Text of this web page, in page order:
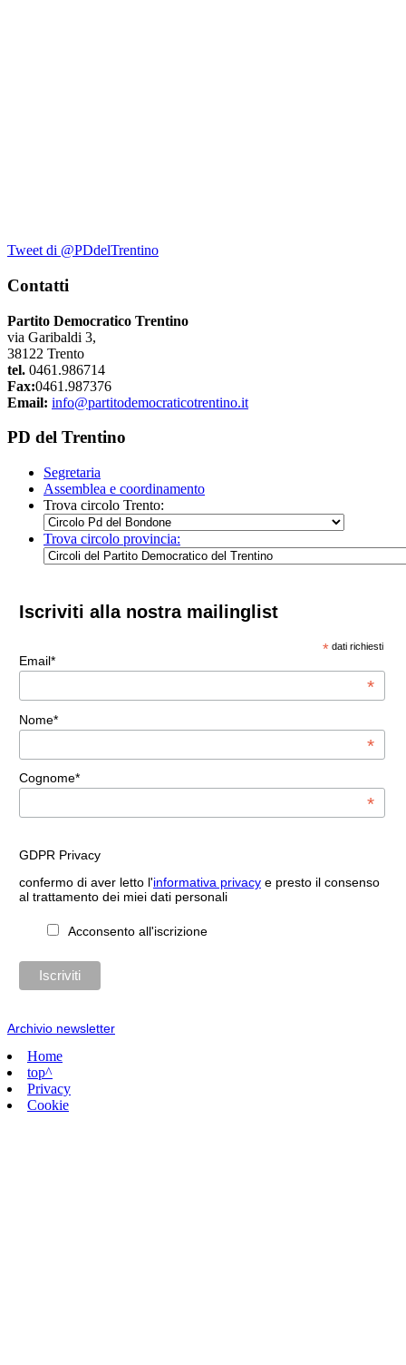
Tweet di @PDdelTrentino
Contatti
Partito Democratico Trentino
via Garibaldi 3,
38122 Trento
tel. 0461.986714
Fax:0461.987376
Email: info@partitodemocraticotrentino.it
PD del Trentino
Segretaria
Assemblea e coordinamento
Trova circolo Trento:
Trova circolo provincia:
Iscriviti alla nostra mailinglist
* dati richiesti
Email*
*
Nome*
*
Cognome*
*
GDPR Privacy
confermo di aver letto l'informativa privacye presto il consenso
al trattamento dei miei dati personali
Acconsento all'iscrizione
Archivio newsletter
Home
top^
Privacy
Cookie